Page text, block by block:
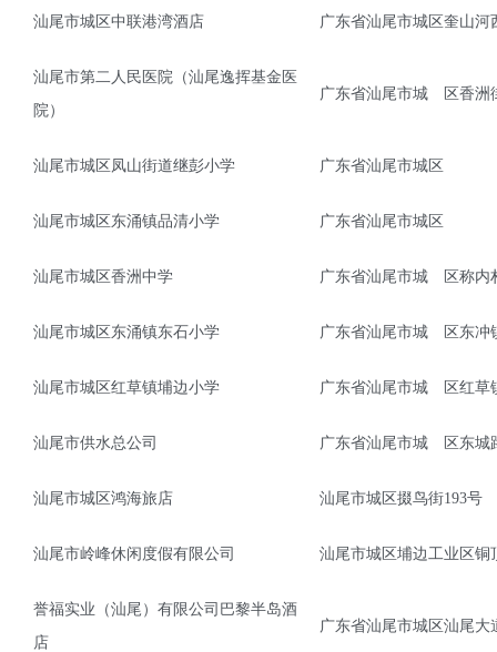
汕尾市城区中联港湾酒店 广东省汕尾市城区奎山河
汕尾市第二人民医院（汕尾逸挥基金医
院）
广东省汕尾市城　区香洲
汕尾市城区凤山街道继彭小学 广东省汕尾市城区
汕尾市城区东涌镇品清小学 广东省汕尾市城区
汕尾市城区香洲中学 广东省汕尾市城　区称内
汕尾市城区东涌镇东石小学 广东省汕尾市城　区东冲
汕尾市城区红草镇埔边小学 广东省汕尾市城　区红草
汕尾市供水总公司 广东省汕尾市城　区东城
汕尾市城区鸿海旅店 汕尾市城区掇鸟街193号
汕尾市岭峰休闲度假有限公司 汕尾市城区埔边工业区铜
誉福实业（汕尾）有限公司巴黎半岛酒
店
广东省汕尾市城区汕尾大